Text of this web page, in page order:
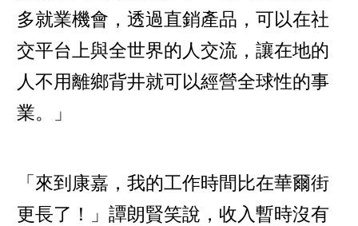
多就業機會，透過直銷產品，可以在社
交平台上與全世界的人交流，讓在地的
人不用離鄉背井就可以經營全球性的事
業。」
「來到康嘉，我的工作時間比在華爾街
更長了！」譚朗賢笑說，收入暫時沒有